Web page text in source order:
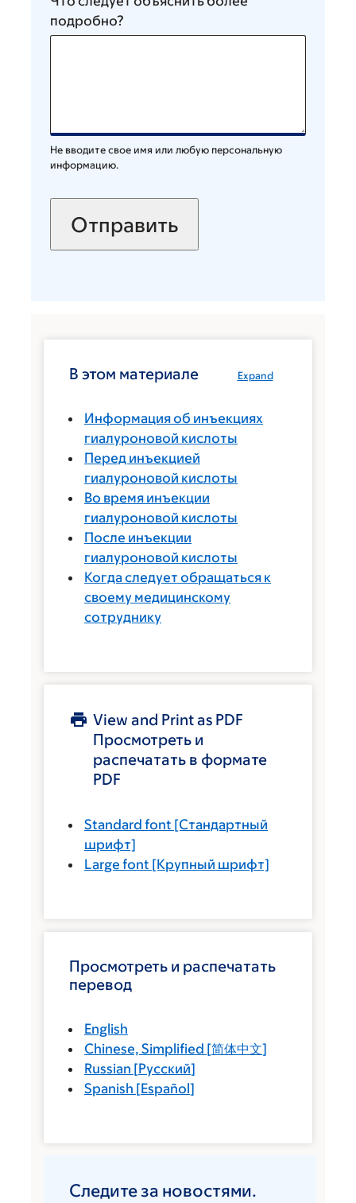
подробно?
Не вводите свое имя или любую персональную
информацию.
Expand
В этом материале
Информация об инъекциях
гиалуроновой кислоты
Перед инъекцией
гиалуроновой кислоты
Во время инъекции
гиалуроновой кислоты
После инъекции
гиалуроновой кислоты
Когда следует обращаться к
своему медицинскому
сотруднику
View and Print as PDF
Просмотреть и
распечатать в формате
PDF
Standard font [Стандартный
шрифт]
Large font [Крупный шрифт]
Просмотреть и распечатать
перевод
English
Chinese, Simplified [简体中文]
Russian [Русский]
Spanish [Español]
Следите за новостями.